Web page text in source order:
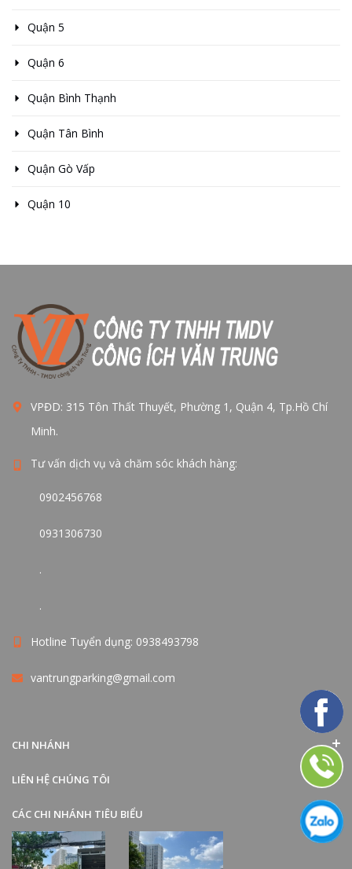
Quận 5
Quận 6
Quận Bình Thạnh
Quận Tân Bình
Quận Gò Vấp
Quận 10
VPĐD: 315 Tôn Thất Thuyết, Phường 1, Quận 4, Tp.Hồ Chí
Minh.
Tư vấn dịch vụ và chăm sóc khách hàng:
0902456768
0931306730
.
.
Hotline Tuyển dụng: 0938493798
vantrungparking@gmail.com
CHI NHÁNH
LIÊN HỆ CHÚNG TÔI
CÁC CHI NHÁNH TIÊU BIỂU